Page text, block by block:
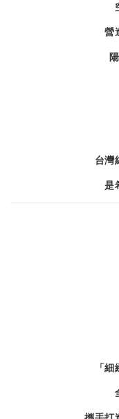
營
台灣
是
「